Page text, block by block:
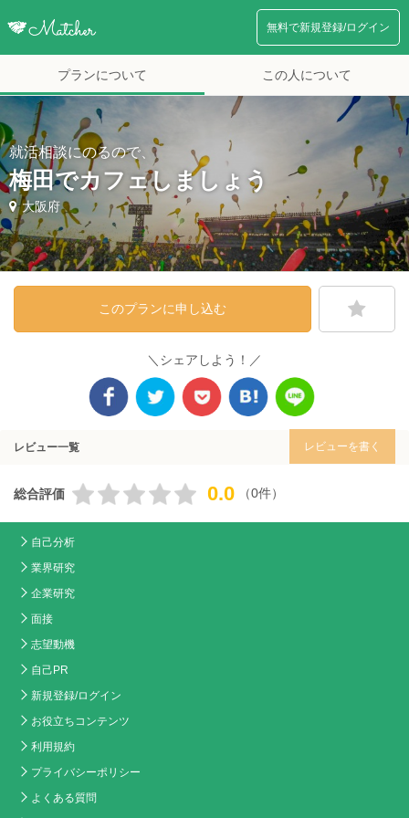
無料で新規登録/ログイン
プランについて この人について
就活相談にのるので、
梅田でカフェしましょう
大阪府
このプランに申し込む
＼シェアしよう！／
レビュー一覧 レビューを書く
総合評価 0.0 （0件）
自己分析
業界研究
企業研究
面接
志望動機
自己PR
新規登録/ログイン
お役立ちコンテンツ
利用規約
プライバシーポリシー
よくある質問